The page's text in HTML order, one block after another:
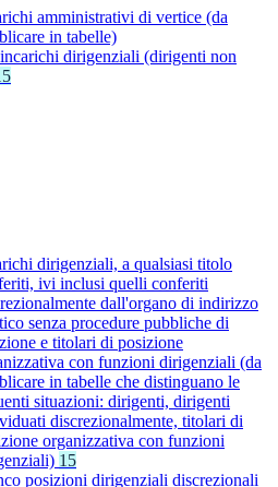
amministrativi di vertice (da
in tabelle)
dirigenziali (dirigenti non
dirigenziali, a qualsiasi titolo
ivi inclusi quelli conferiti
dall'organo di indirizzo
senza procedure pubbliche di
e titolari di posizione
con funzioni dirigenziali (da
in tabelle che distinguano le
situazioni: dirigenti, dirigenti
discrezionalmente, titolari di
organizzativa con funzioni
15
posizioni dirigenziali discrezionali